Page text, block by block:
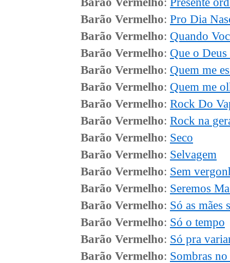
Barão Vermelho: Pro Dia
Barão Vermelho: Quando
Barão Vermelho: Que o Deus
Barão Vermelho: Quem me
Barão Vermelho: Quem me
Barão Vermelho: Rock Do
Barão Vermelho: Rock na
Barão Vermelho: Seco
Barão Vermelho: Selvagem
Barão Vermelho: Sem
Barão Vermelho: Seremos
Barão Vermelho: Só as mães
Barão Vermelho: Só o tempo
Barão Vermelho: Só pra
Barão Vermelho: Sombras